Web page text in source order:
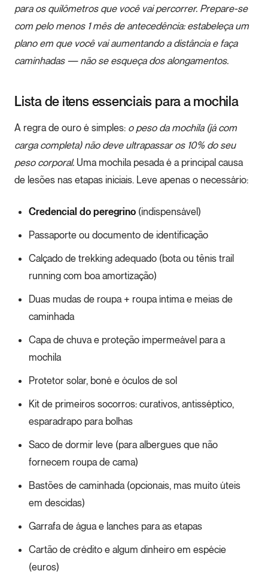
para os quilômetros que você vai percorrer. Prepare-se
com pelo menos 1 mês de antecedência: estabeleça um
plano em que você vai aumentando a distância e faça
caminhadas — não se esqueça dos alongamentos.
Lista de itens essenciais para a mochila
A regra de ouro é simples: o peso da mochila (já com
carga completa) não deve ultrapassar os 10% do seu
peso corporal. Uma mochila pesada é a principal causa
de lesões nas etapas iniciais. Leve apenas o necessário:
Credencial do peregrino (indispensável)
Passaporte ou documento de identificação
Calçado de trekking adequado (bota ou tênis trail
running com boa amortização)
Duas mudas de roupa + roupa íntima e meias de
caminhada
Capa de chuva e proteção impermeável para a
mochila
Protetor solar, boné e óculos de sol
Kit de primeiros socorros: curativos, antisséptico,
esparadrapo para bolhas
Saco de dormir leve (para albergues que não
fornecem roupa de cama)
Bastões de caminhada (opcionais, mas muito úteis
em descidas)
Garrafa de água e lanches para as etapas
Cartão de crédito e algum dinheiro em espécie
(euros)